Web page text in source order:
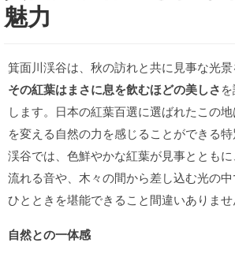
魅力
箕面川渓谷は、秋の訪れと共に見事な光景
その紅葉はまさに息を飲むほどの美しさ
します。日本の紅葉百選に選ばれたこの
を変える自然の力を感じることができる
渓谷では、色鮮やかな紅葉が見事ととも
流れる音や、木々の間から差し込む光の
ひとときを堪能できること間違いありませ
自然との一体感